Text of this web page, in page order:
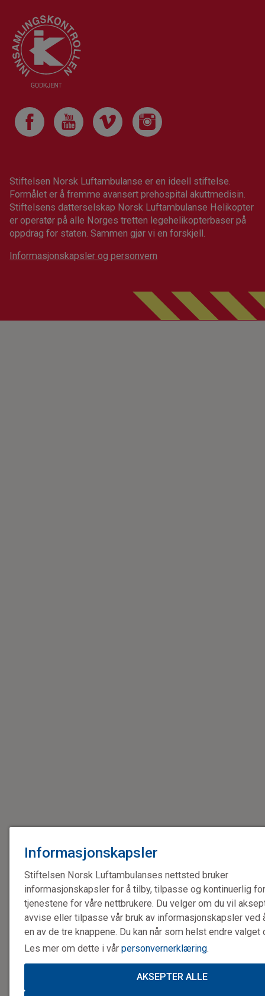
Informasjonskapsler
Stiftelsen Norsk Luftambulanses nettsted bruker
informasjonskapsler for å tilby, tilpasse og kontinuerlig
tjenestene for våre nettbrukere. Du velger om du vil
avvise eller tilpasse vår bruk av informasjonskapsler ved
en av de tre knappene. Du kan når som helst endre valget
Les mer om dette i vår personvernerklæring.
AKSEPTER ALLE
Stiftelsen Norsk Luftambulanse er en ideell stiftelse.
Formålet er å fremme avansert prehospital akuttmedisin.
Stiftelsens datterselskap Norsk Luftambulanse Helikopter
er operatør på alle Norges tretten legehelikopterbaser på
oppdrag for staten. Sammen gjør vi en forskjell.
Informasjonskapsler og personvern